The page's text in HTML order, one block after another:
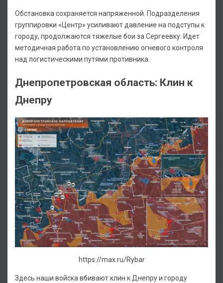
Обстановка сохраняется напряженной. Подразделения
группировки «Центр» усиливают давление на подступы к
городу, продолжаются тяжелые бои за Сергеевку. Идет
методичная работа по установлению огневого контроля
над логистическими путями противника.
Днепропетровская область: Клин к
Днепру
https://max.ru/Rybar
Здесь наши войска вбивают клин к Днепру и городу